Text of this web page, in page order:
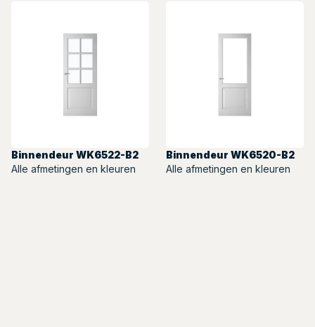
Binnendeur WK6522-B2
Alle afmetingen en kleuren
Binnendeur WK6520-B2
Alle afmetingen en kleuren